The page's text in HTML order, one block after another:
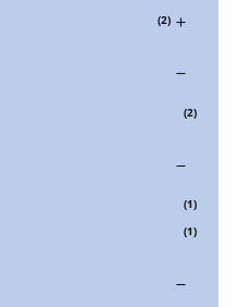
(2)
(2)
(1)
(1)